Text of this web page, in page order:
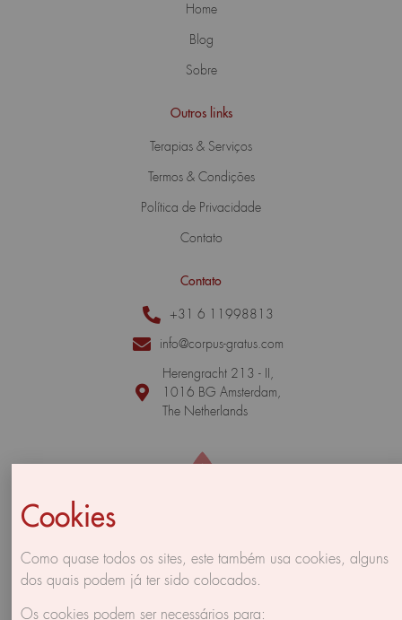
Home
Blog
Sobre
Outros links
Terapias & Serviços
Termos & Condições
Política de Privacidade
Contato
Contato
+31 6 11998813
info@corpus-gratus.com
Herengracht 213 - II,
1016 BG Amsterdam,
The Netherlands
Cookies
Como quase todos os sites, este também usa cookies, alguns
dos quais podem já ter sido colocados.
Os cookies podem ser necessários para: